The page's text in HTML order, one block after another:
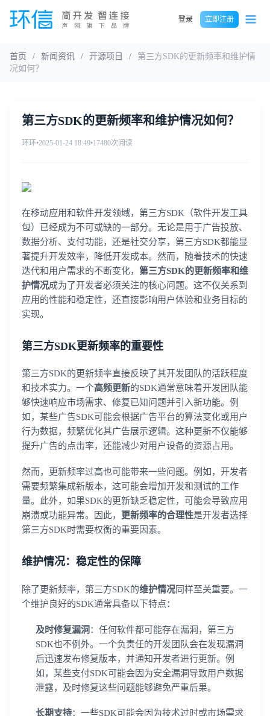
登录 立即注册
首页 / 新闻资讯 / 开源项目 /
第三方SDK的更新频率和维护情
况如何？
第三方SDK的更新频率和维护情况如何？
环环•2025-01-24 18:49•17480次阅读
在移动应用和软件开发领域，第三方SDK（软件开发工具
包）已经成为不可或缺的一部分。无论是用于广告投放、
数据分析、支付功能，还是社交分享，第三方SDK都能显
著提升开发效率，降低开发成本。然而，随着技术的快速
迭代和用户需求的不断变化， 第三方SDK的更新频率和维
护情况成为了开发者必须关注的核心问题。这不仅关系到
应用的性能和稳定性，还直接影响用户体验和业务目标的
实现。
第三方SDK更新频率的重要性
第三方SDK的更新频率直接反映了其开发团队的活跃程度
和技术实力。一个高频更新的SDK通常意味着开发团队能
够快速响应市场需求、修复已知问题并引入新功能。例
如，某些广告SDK可能会根据广告平台的算法变化或用户
行为数据，频繁优化其广告展示逻辑。这种更新不仅能够
提升广告的点击率，还能减少对用户设备的资源占用。
然而，更新频率过高也可能带来一些问题。例如，开发者
需要频繁集成新版本，这可能会增加开发和测试的工作
量。此外，如果SDK的更新缺乏稳定性，可能会导致应用
崩溃或功能异常。因此，
更新频率的合理性是开发者选择
第三方SDK时需要权衡的重要因素。
维护情况：稳定性的保障
除了更新频率，第三方SDK的维护情况同样至关重要。一
个维护良好的SDK通常具备以下特点：
及时修复漏洞 ：任何软件都可能存在漏洞，第三方
SDK也不例外。一个负责任的开发团队会在发现漏洞
后迅速发布修复版本，并通知开发者进行更新。例
如，某些支付SDK可能会因为安全漏洞导致用户数据
泄露，及时修复这些问题能够避免严重后果。
长期支持：一些SDK可能会因为技术过时或市场需求